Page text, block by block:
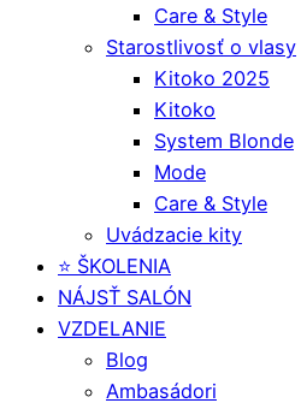
Care & Style
Starostlivosť o vlasy
Kitoko 2025
Kitoko
System Blonde
Mode
Care & Style
Uvádzacie kity
⭐️ ŠKOLENIA
NÁJSŤ SALÓN
VZDELANIE
Blog
Ambasádori